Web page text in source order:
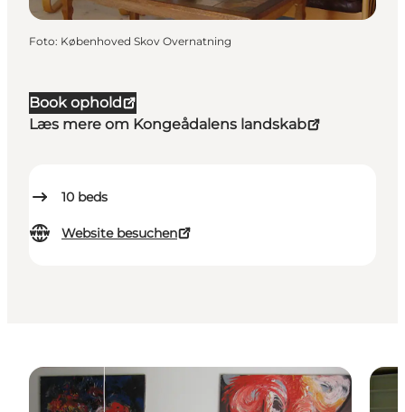
Book ophold
Læs mere om Kongeådalens landskab
10 beds
Website besuchen
Foto: Københoved Skov Overnatning